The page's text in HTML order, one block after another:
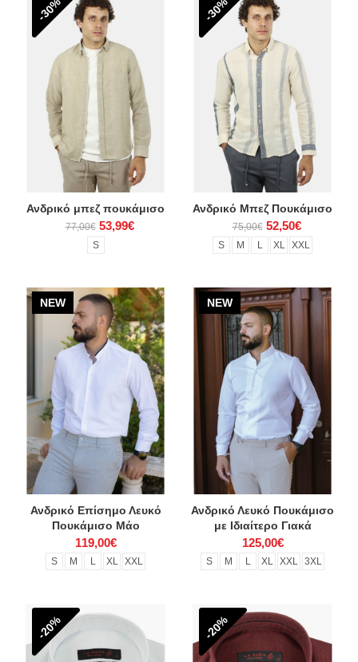
-30%
Ανδρικό μπεζ πουκάμισο
77,00€ 53,99€
S
-30%
Ανδρικό Μπεζ Πουκάμισο
75,00€ 52,50€
S M L XL XXL
NEW
Ανδρικό Επίσημο Λευκό
Πουκάμισο Mάο
119,00€
S M L XL XXL
NEW
Ανδρικό Λευκό Πουκάμισο
με Ιδιαίτερο Γιακά
125,00€
S M L XL XXL 3XL
-20% -20%